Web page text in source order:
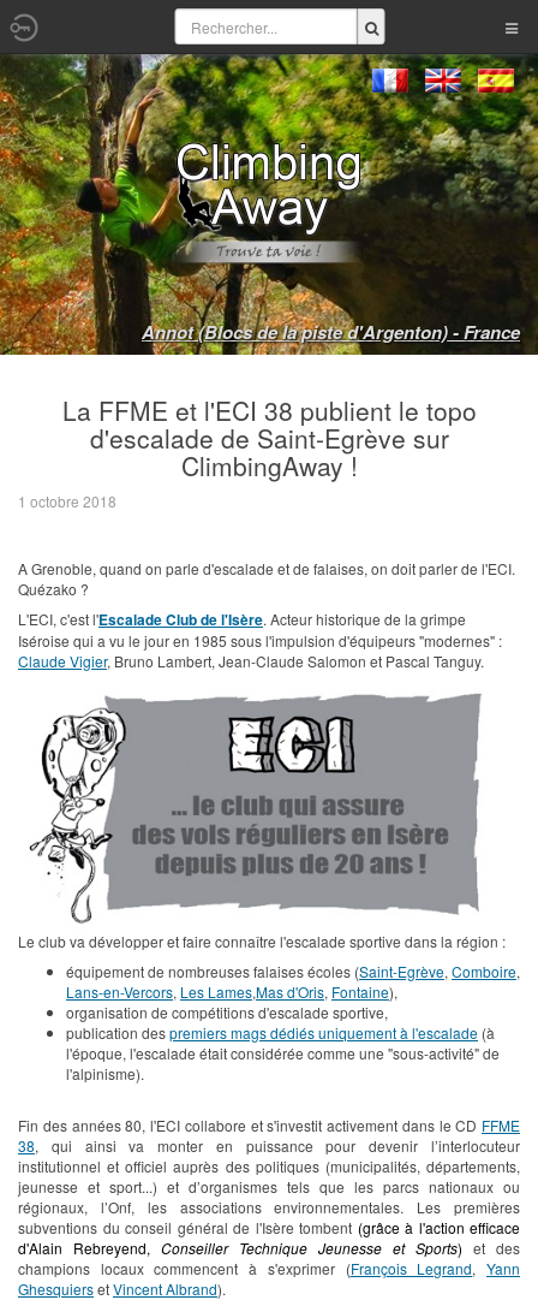
Annot (Blocs de la piste d'Argenton) - France
La FFME et l'ECI 38 publient le topo
d'escalade de Saint-Egrève sur
ClimbingAway !
1 octobre 2018
A Grenoble, quand on parle d'escalade et de falaises, on doit parler de l'ECI.
Quézako ?
L'ECI, c'est l'Escalade Club de l'Isère. Acteur historique de la grimpe
Iséroise qui a vu le jour en 1985 sous l'impulsion d'équipeurs "modernes" :
Claude Vigier, Bruno Lambert, Jean-Claude Salomon et Pascal Tanguy.
Le club va développer et faire connaître l'escalade sportive dans la région :
équipement de nombreuses falaises écoles (Saint-Egrève, Comboire,
Lans-en-Vercors, Les Lames,Mas d'Oris, Fontaine),
organisation de compétitions d'escalade sportive,
publication despremiers mags dédiés uniquement à l'escalade (à
l'époque, l'escalade était considérée comme une "sous-activité" de
l'alpinisme).
Fin des années 80, l'ECI collabore et s'investit activement dans le CD FFME
38, qui ainsi va monter en puissance pour devenir l’interlocuteur
institutionnel et officiel auprès des politiques (municipalités, départements,
jeunesse et sport...) et d’organismes tels que les parcs nationaux ou
régionaux, l’Onf, les associations environnementales. Les premières
subventions du conseil général de l'Isère tombent (grâce à l'action efficace
d'Alain Rebreyend, Conseiller Technique Jeunesse et Sports) et des
champions locaux commencent à s'exprimer (François Legrand,Yann
GhesquiersetVincent Albrand).